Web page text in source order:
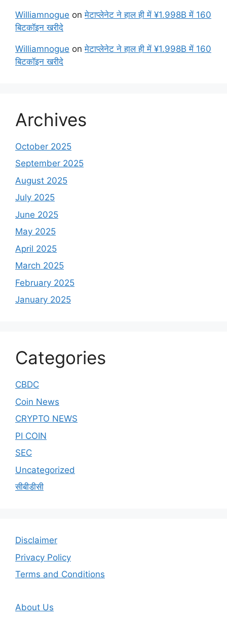
Williamnogue onमेटाप्लेनेट ने हाल ही में ¥1.998B में 160
बिटकॉइन खरीदे
Williamnogue onमेटाप्लेनेट ने हाल ही में ¥1.998B में 160
बिटकॉइन खरीदे
Archives
October 2025
September 2025
August 2025
July 2025
June 2025
May 2025
April 2025
March 2025
February 2025
January 2025
Categories
CBDC
Coin News
CRYPTO NEWS
PI COIN
SEC
Uncategorized
सीबीडीसी
Disclaimer
Privacy Policy
Terms and Conditions
About Us